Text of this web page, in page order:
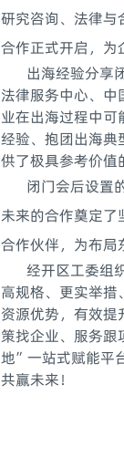
研究咨询、法律与
合作正式开启，为
出海经验分享闭
法律服务中心、
业在出海过程中
经验、抱团出海典
供了极具参考价值
闭门会后设置的
未来的合作奠定了
合作伙伴，为布局
经开区工委组织
高规格、更实举
资源优势，有效
策找企业、服务
地”一站式赋能平
共赢未来！